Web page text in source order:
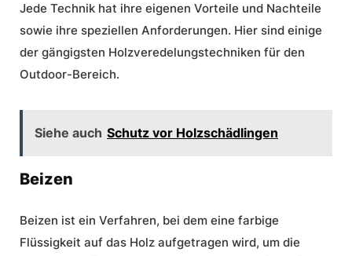
Jede Technik hat ihre eigenen Vorteile und Nachteile
sowie ihre speziellen Anforderungen. Hier sind einige
der gängigsten Holzveredelungstechniken für den
Outdoor-Bereich.
Siehe auch Schutz vor Holzschädlingen
Beizen
Beizen ist ein Verfahren, bei dem eine farbige
Flüssigkeit auf das Holz aufgetragen wird, um die